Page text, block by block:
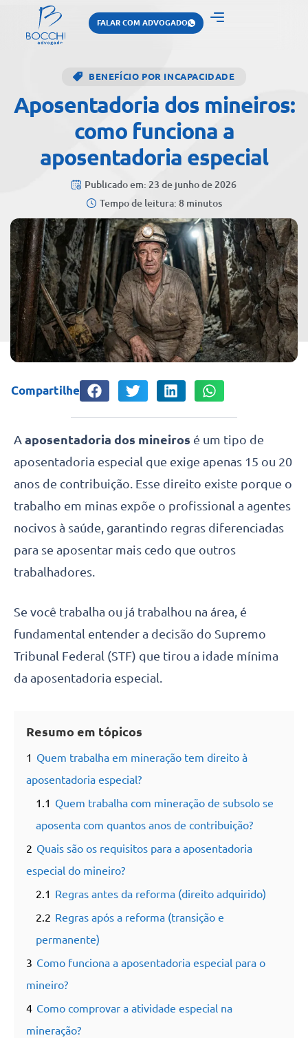
FALAR COM ADVOGADO
BENEFÍCIO POR INCAPACIDADE
Aposentadoria dos mineiros:
como funciona a
aposentadoria especial
Publicado em: 23 de junho de 2026
Tempo de leitura: 8 minutos
Compartilhe
A aposentadoria dos mineiros é um tipo de
aposentadoria especial que exige apenas 15 ou 20
anos de contribuição. Esse direito existe porque o
trabalho em minas expõe o profissional a agentes
nocivos à saúde, garantindo regras diferenciadas
para se aposentar mais cedo que outros
trabalhadores.
Se você trabalha ou já trabalhou na área, é
fundamental entender a decisão do Supremo
Tribunal Federal (STF) que tirou a idade mínima
da aposentadoria especial.
Resumo em tópicos
1 Quem trabalha em mineração tem direito à
aposentadoria especial?
1.1 Quem trabalha com mineração de subsolo se
aposenta com quantos anos de contribuição?
2 Quais são os requisitos para a aposentadoria
especial do mineiro?
2.1 Regras antes da reforma (direito adquirido)
2.2 Regras após a reforma (transição e
permanente)
3 Como funciona a aposentadoria especial para o
mineiro?
4 Como comprovar a atividade especial na
mineração?